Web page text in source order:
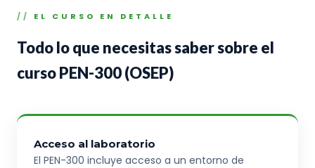
EL CURSO EN DETALLE
Todo lo que necesitas saber sobre el
curso PEN-300 (OSEP)
Acceso al laboratorio
El PEN-300 incluye acceso a un entorno de